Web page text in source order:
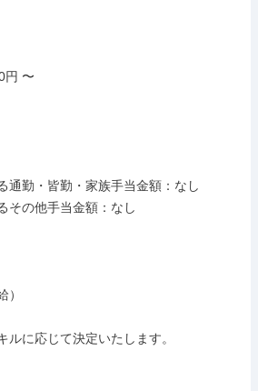
円 〜
通勤・皆勤・家族手当金額：なし
その他手当金額：なし
）
に応じて決定いたします。